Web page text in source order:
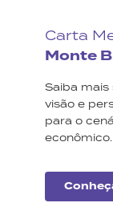
Carta
Monte
Saiba mais
visão e
para o
econômico.